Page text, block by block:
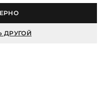
вы соглашаетесь на
подробную информацию
ДРУГОЙ